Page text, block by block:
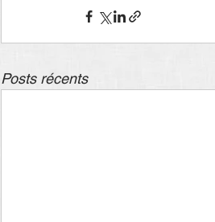
Posts récents